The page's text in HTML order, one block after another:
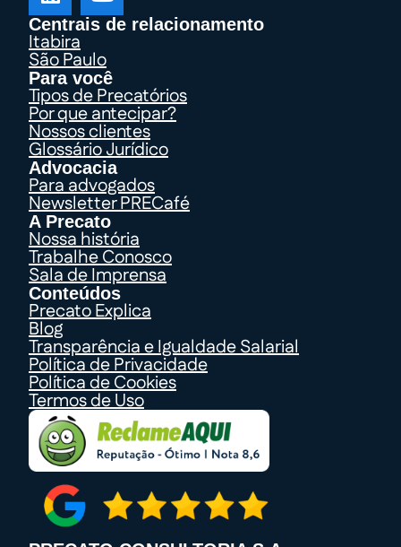
Centrais de relacionamento
Itabira
São Paulo
Para você
Tipos de Precatórios
Por que antecipar?
Nossos clientes
Glossário Jurídico
Advocacia
Para advogados
Newsletter PRECafé
A Precato
Nossa história
Trabalhe Conosco
Sala de Imprensa
Conteúdos
Precato Explica
Blog
Transparência e Igualdade Salarial
Política de Privacidade
Política de Cookies
Termos de Uso